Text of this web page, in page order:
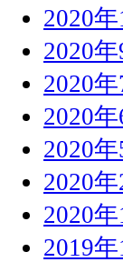
2020年
2020年
2020年
2020年
2020年
2020年
2020年
2019年